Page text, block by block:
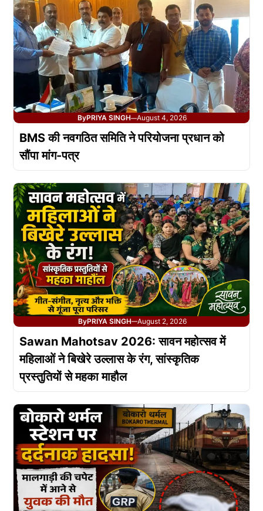
ByPRIYA SINGH—August 4, 2026
BMS की नवगठित समिति ने परियोजना प्रधान को
सौंपा मांग-पत्र
ByPRIYA SINGH—August 2, 2026
Sawan Mahotsav 2026: सावन महोत्सव में
महिलाओं ने बिखेरे उल्लास के रंग, सांस्कृतिक
प्रस्तुतियों से महका माहौल